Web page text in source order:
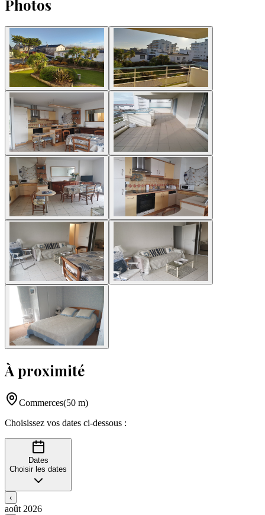
Photos
À proximité
Commerces(50 m)
Choisissez vos dates ci-dessous :
Dates
Choisir les dates
‹
août 2026